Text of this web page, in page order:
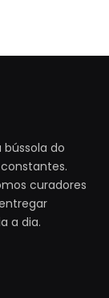
do
curadores
a dia.